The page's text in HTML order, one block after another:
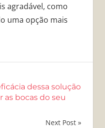
agradável, como
uma opção mais
dessa solução
as bocas do seu
Next Post